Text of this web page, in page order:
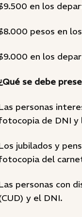
en los
pesos en
en los
se debe
personas
de DNI y
jubilados y
del
personas con
y el DNI.